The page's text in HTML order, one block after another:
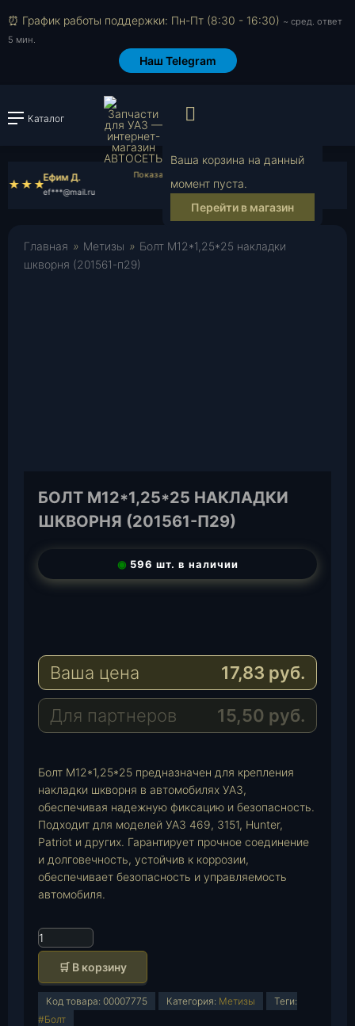
⏰ График работы поддержки: Пн-Пт (8:30 - 16:30) ~ сред. ответ
5 мин.
Наш Telegram
Каталог Войти или
Ваша корзина на данный
момент пуста.
Перейти в магазин
Ефим Д.
ef***@mail.ru va***@mail.ru
Главная » Метизы » Болт М12*1,25*25 накладки
шкворня (201561-п29)
БОЛТ М12*1,25*25 НАКЛАДКИ
ШКВОРНЯ (201561-П29)
◉ 596 шт. в наличии
e
r
a
m
a
s
A
p
a
i
l
Ваша цена 17,83 руб.
Для партнеров 15,50 руб.
Болт М12*1,25*25 предназначен для крепления
накладки шкворня в автомобилях УАЗ,
обеспечивая надежную фиксацию и безопасность.
Подходит для моделей УАЗ 469, 3151, Hunter,
Patriot и других. Гарантирует прочное соединение
и долговечность, устойчив к коррозии,
обеспечивает безопасность и управляемость
автомобиля.
К
о
и
🛒 В корзину
Код товара: 00007775 Категория: Метизы
Теги:
#Болт